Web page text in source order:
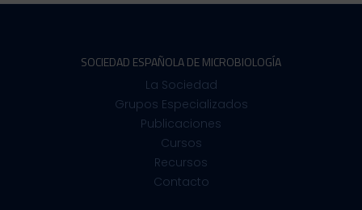
SOCIEDAD ESPAÑOLA DE MICROBIOLOGÍA
La Sociedad
Grupos Especializados
Publicaciones
Cursos
Recursos
Contacto